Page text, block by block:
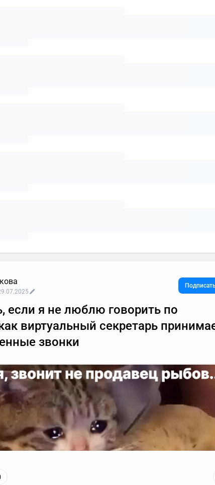
если я не люблю говорить по
виртуальный секретарь
звонки